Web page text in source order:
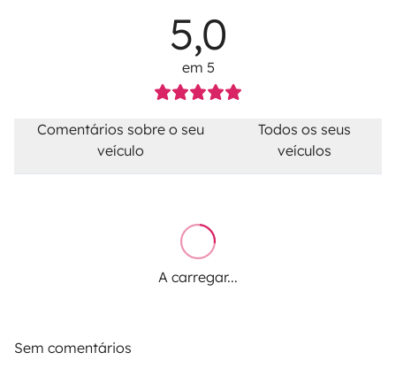
5,0
em 5
Comentários sobre o seu
veículo
Todos os seus
veículos
A carregar...
Sem comentários